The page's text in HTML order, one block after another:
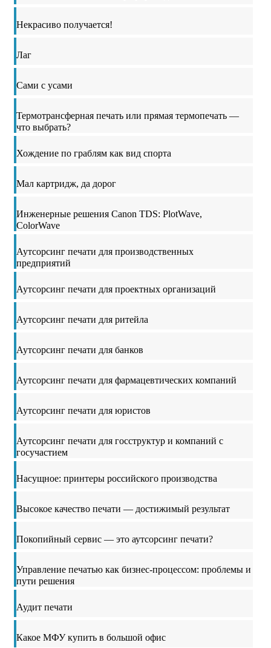
Некрасиво получается!
Лаг
Сами с усами
Термотрансферная печать или прямая термопечать —
что выбрать?
Хождение по граблям как вид спорта
Мал картридж, да дорог
Инженерные решения Canon TDS: PlotWave,
ColorWave
Аутсорсинг печати для производственных
предприятий
Аутсорсинг печати для проектных организаций
Аутсорсинг печати для ритейла
Аутсорсинг печати для банков
Аутсорсинг печати для фармацевтических компаний
Аутсорсинг печати для юристов
Аутсорсинг печати для госструктур и компаний с
госучастием
Насущное: принтеры российского производства
Высокое качество печати — достижимый результат
Покопийный сервис — это аутсорсинг печати?
Управление печатью как бизнес-процессом: проблемы и
пути решения
Аудит печати
Какое МФУ купить в большой офис